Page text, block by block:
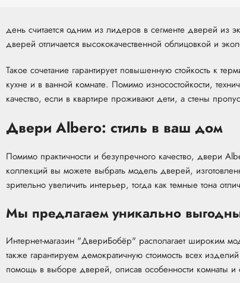
день считается одним из лидеров в сегменте дверей
дверей отличается высококачественной облицовкой и
Такое сочетание гарантирует повышенную стойкость к
кухне и в ванной комнате. Помимо износостойкости,
качество, если в квартире проживают дети, а стены
Двери Albero: стиль в ваш дом
Помимо практичности и безупречного качество, двери
коллекций вы можете выбрать модель дверей,
зрительно увеличить интерьер, тогда как темные тона
Мы предлагаем уникально
Интернет-магазин "ДвериБобёр" располагает широким
также гарантируем демократичную стоимость всех
помощь в выборе дверей, описав особенности комнаты и